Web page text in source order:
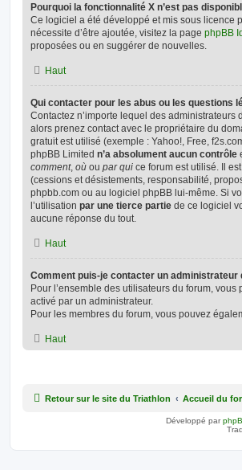
Pourquoi la fonctionnalité X n’est pas
Ce logiciel a été développé et mis sous licence
nécessite d’être ajoutée, visitez la page phpBB
proposées ou en suggérer de nouvelles.
Haut
Qui contacter pour les abus ou les questions
Contactez n’importe lequel des administrateurs
alors prenez contact avec le propriétaire du
gratuit est utilisé (exemple : Yahoo!, Free,
phpBB Limited n’a absolument aucun contrôle
comment, où ou par qui ce forum est utilisé. Il
(cessions et désistements, responsabilité,
phpbb.com ou au logiciel phpBB lui-même. Si
l’utilisation par une tierce partie de ce logiciel
aucune réponse du tout.
Haut
Comment puis-je contacter un administrateur
Pour l’ensemble des utilisateurs du forum,
activé par un administrateur.
Pour les membres du forum, vous pouvez
Haut
Retour sur le site du Triathlon Accueil du
Développé par